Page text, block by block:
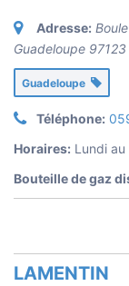
Adresse:
Guadeloupe 97123
Guadeloupe
Téléphone:
Horaires: Lundi
Bouteille de gaz
LAMENTIN